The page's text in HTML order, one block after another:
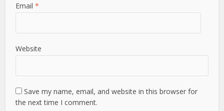
Email *
Website
Save my name, email, and website in this browser for
the next time I comment.